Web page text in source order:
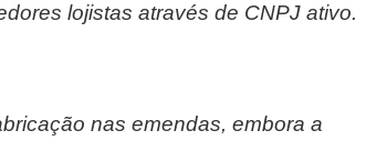
lojistas através de CNPJ ativo.
nas emendas, embora a